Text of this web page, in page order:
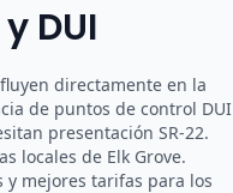
DUI
directamente en la
de puntos de control DUI
presentación SR-22.
locales de Elk Grove.
mejores tarifas para los